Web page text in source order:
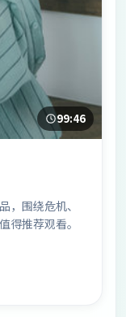
99:46
，围绕危机、
得推荐观看。